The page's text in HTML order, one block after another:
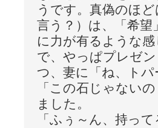
うです。真偽のほ
言う？）は、「希望
に力が有るような
で、やっぱプレゼ
つ、妻に「ね、ト
「この石じゃない
ました。
「ふぅ～ん、持っ